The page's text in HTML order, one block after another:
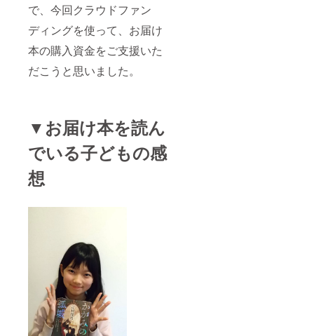
で、今回クラウドファン
ディングを使って、お届け
本の購入資金をご支援いた
だこうと思いました。
▼お届け本を読ん
でいる子どもの感
想